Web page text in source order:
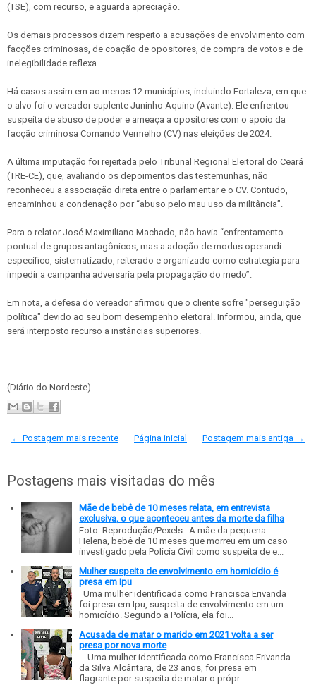
(TSE), com recurso, e aguarda apreciação.
Os demais processos dizem respeito a acusações de envolvimento com
facções criminosas, de coação de opositores, de compra de votos e de
inelegibilidade reflexa.
Há casos assim em ao menos 12 municípios, incluindo Fortaleza, em que
o alvo foi o vereador suplente Juninho Aquino (Avante). Ele enfrentou
suspeita de abuso de poder e ameaça a opositores com o apoio da
facção criminosa Comando Vermelho (CV) nas eleições de 2024.
A última imputação foi rejeitada pelo Tribunal Regional Eleitoral do Ceará
(TRE-CE), que, avaliando os depoimentos das testemunhas, não
reconheceu a associação direta entre o parlamentar e o CV. Contudo,
encaminhou a condenação por “abuso pelo mau uso da militância”.
Para o relator José Maximiliano Machado, não havia “enfrentamento
pontual de grupos antagônicos, mas a adoção de modus operandi
especifico, sistematizado, reiterado e organizado como estrategia para
impedir a campanha adversaria pela propagação do medo”.
Em nota, a defesa do vereador afirmou que o cliente sofre "perseguição
política" devido ao seu bom desempenho eleitoral. Informou, ainda, que
será interposto recurso a instâncias superiores.
(Diário do Nordeste)
← Postagem mais recente Postagem mais antiga →
Página inicial
Postagens mais visitadas do mês
Mãe de bebê de 10 meses relata, em entrevista
exclusiva, o que aconteceu antes da morte da filha
Foto: Reprodução/Pexels A mãe da pequena
Helena, bebê de 10 meses que morreu em um caso
investigado pela Polícia Civil como suspeita de e...
Mulher suspeita de envolvimento em homicídio é
presa em Ipu
Uma mulher identificada como Francisca Erivanda
foi presa em Ipu, suspeita de envolvimento em um
homicídio. Segundo a Polícia, ela foi...
Acusada de matar o marido em 2021 volta a ser
presa por nova morte
Uma mulher identificada como Francisca Erivanda
da Silva Alcântara, de 23 anos, foi presa em
flagrante por suspeita de matar o própr...